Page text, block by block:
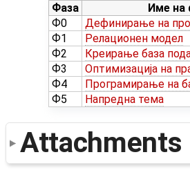
Фаза Име на
Ф0
Дефинирање на
Ф1
Релационен модел
Ф2
Креирање база
Ф3
Оптимизација на
Ф4
Програмирање на
Ф5
Напредна тема
Attachments